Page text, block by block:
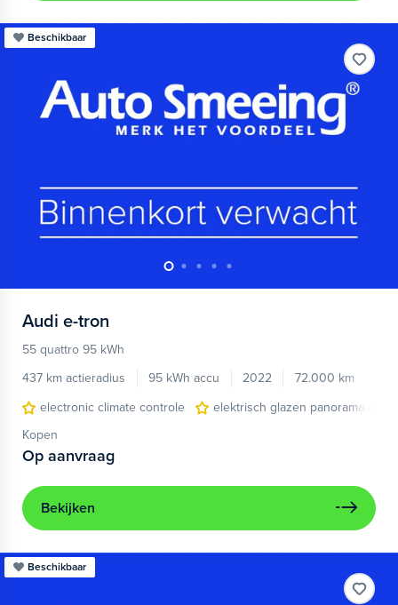
Beschikbaar
Audi e-tron
55 quattro 95 kWh
437 km actieradius
95 kWh accu 2022
72.000 km
electronic climate controle
elektrisch glazen panorama-dak
Kopen
Op aanvraag
Bekijken
Beschikbaar